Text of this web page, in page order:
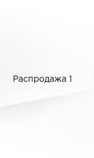
Распродажа 1